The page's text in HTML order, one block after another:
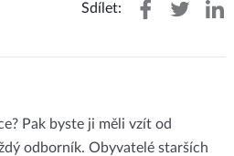
Sdílet:
Pak byste ji měli vzít od
odborník. Obyvatelé starších